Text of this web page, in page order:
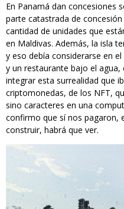
En Panamá dan concesiones
parte catastrada de
cantidad de unidades que
en Maldivas. Además, la isla
y eso debía considerarse en
y un restaurante bajo el
integrar esta surrealidad que
criptomonedas, de los NFT,
sino caracteres en una
confirmo que sí nos pagaron,
construir, habrá que ver.